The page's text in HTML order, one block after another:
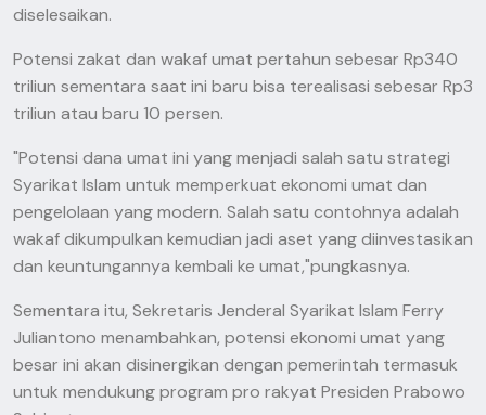
diselesaikan.
Potensi zakat dan wakaf umat pertahun sebesar Rp340
triliun sementara saat ini baru bisa terealisasi sebesar Rp3
triliun atau baru 10 persen.
"Potensi dana umat ini yang menjadi salah satu strategi
Syarikat Islam untuk memperkuat ekonomi umat dan
pengelolaan yang modern. Salah satu contohnya adalah
wakaf dikumpulkan kemudian jadi aset yang diinvestasikan
dan keuntungannya kembali ke umat,"pungkasnya.
Sementara itu, Sekretaris Jenderal Syarikat Islam Ferry
Juliantono menambahkan, potensi ekonomi umat yang
besar ini akan disinergikan dengan pemerintah termasuk
untuk mendukung program pro rakyat Presiden Prabowo